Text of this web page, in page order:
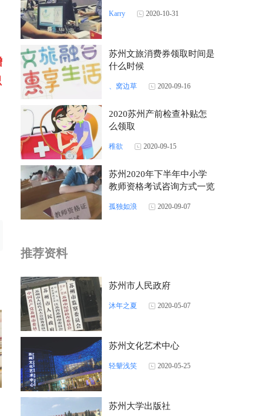
Karry 2020-10-31
苏州文旅消费券领取时间是
什么时候
、窝边草 2020-09-16
2020苏州产前检查补贴怎
么领取
稚欲 2020-09-15
苏州2020年下半年中小学
教师资格考试咨询方式一览
孤独如浪 2020-09-07
推荐资料
苏州市人民政府
沐年之夏 2020-05-07
苏州文化艺术中心
轻颦浅笑 2020-05-25
苏州大学出版社